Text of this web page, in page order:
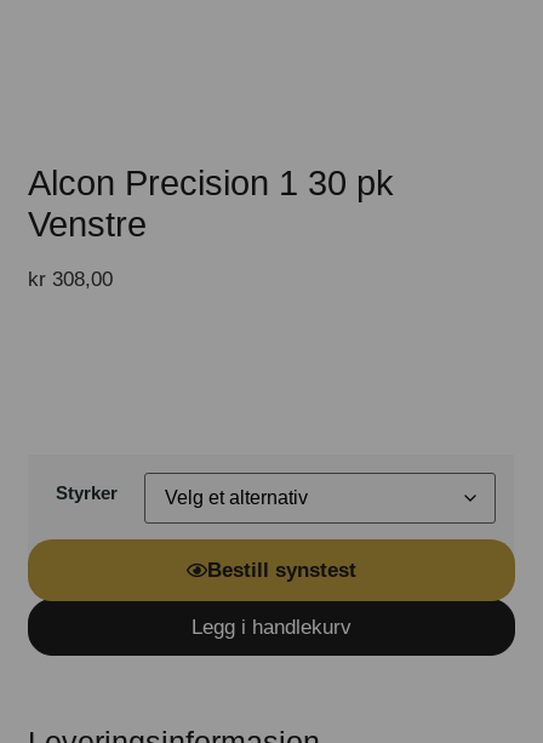
Alcon Precision 1 30 pk
Venstre
kr 308,00
Styrker
Legg i handlekurv
Bestill synstest